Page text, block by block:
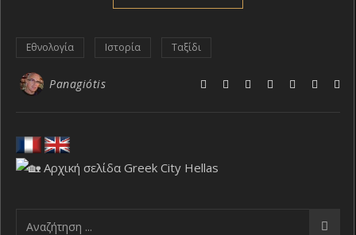
Εθνολογία Ιστορία Ταξίδι
Panagiótis